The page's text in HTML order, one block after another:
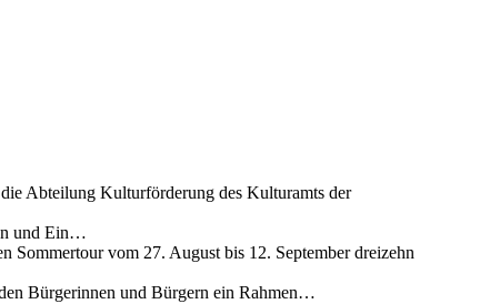
Abteilung Kulturförderung des Kulturamts der
und Ein…
Sommertour vom 27. August bis 12. September dreizehn
Bürgerinnen und Bürgern ein Rahmen…